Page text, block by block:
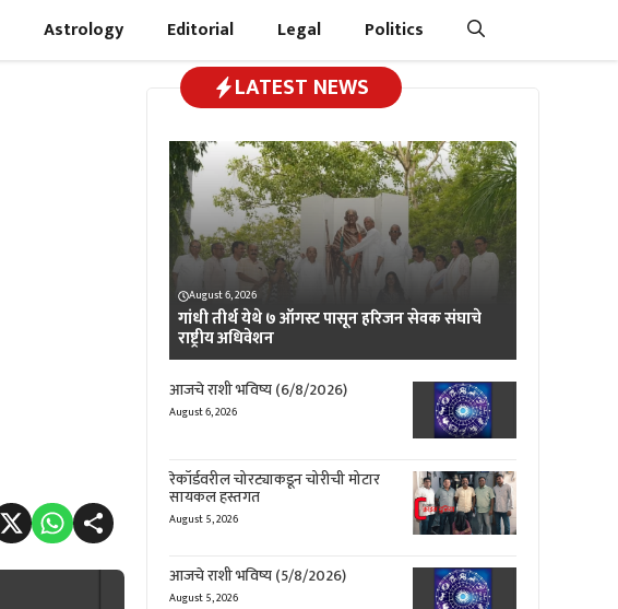
Astrology Editorial Legal Politics
LATEST NEWS
August 6, 2026
गांधी तीर्थ येथे ७ ऑगस्ट पासून हरिजन सेवक संघाचे
राष्ट्रीय अधिवेशन
आजचे राशी भविष्य (6/8/2026)
August 6, 2026
रेकॉर्डवरील चोरट्याकडून चोरीची मोटार
सायकल हस्तगत
August 5, 2026
आजचे राशी भविष्य (5/8/2026)
August 5, 2026